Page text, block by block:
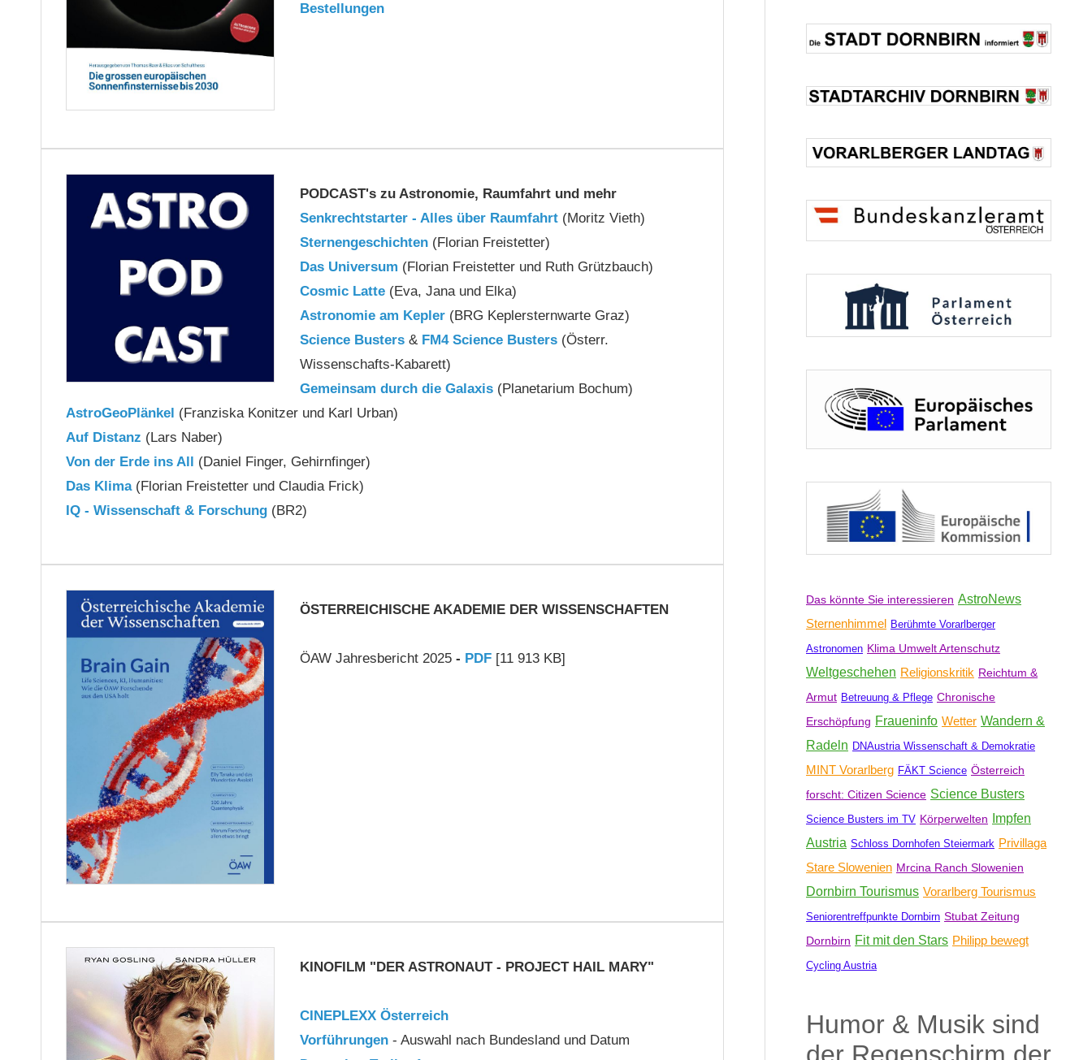
Bestellungen
PODCAST's zu Astronomie, Raumfahrt und mehr
Senkrechtstarter - Alles über Raumfahrt (Moritz Vieth)
Sternengeschichten (Florian Freistetter)
Das Universum (Florian Freistetter und Ruth Grützbauch)
Cosmic Latte (Eva, Jana und Elka)
Astronomie am Kepler (BRG Keplersternwarte Graz)
Science Busters & FM4 Science Busters (Österr.
Wissenschafts-Kabarett)
Gemeinsam durch die Galaxis (Planetarium Bochum)
AstroGeoPlänkel (Franziska Konitzer und Karl Urban)
Auf Distanz (Lars Naber)
Von der Erde ins All (Daniel Finger, Gehirnfinger)
Das Klima(Florian Freistetter und Claudia Frick)
IQ - Wissenschaft & Forschung (BR2)
ÖSTERREICHISCHE AKADEMIE DER WISSENSCHAFTEN
ÖAW Jahresbericht 2025 - PDF [11 913 KB]
KINOFILM "DER ASTRONAUT - PROJECT HAIL MARY"
CINEPLEXX Österreich
Vorführungen - Auswahl nach Bundesland und Datum
Das könnte Sie interessieren AstroNews
Sternenhimmel Berühmte Vorarlberger
Astronomen Klima Umwelt Artenschutz
Weltgeschehen Religionskritik Reichtum &
Armut Betreuung & Pflege Chronische
Erschöpfung Fraueninfo Wetter Wandern &
Radeln DNAustria Wissenschaft & Demokratie
MINT Vorarlberg FÄKT Science Österreich
forscht: Citizen Science Science Busters
Science Busters im TV Körperwelten
Impfen
Austria Schloss Dornhofen Steiermark Privillaga
Stare Slowenien Mrcina Ranch Slowenien
Dornbirn Tourismus Vorarlberg Tourismus
Seniorentreffpunkte Dornbirn Stubat Zeitung
Dornbirn Fit mit den Stars Philipp bewegt
Cycling Austria
Humor & Musik sind